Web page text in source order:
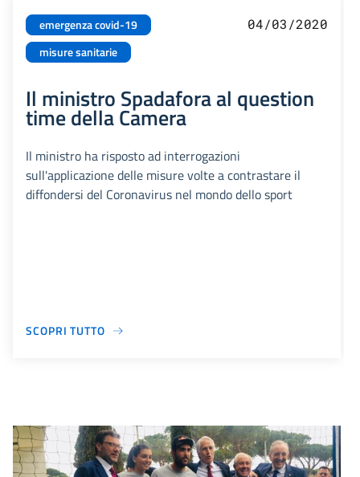
emergenza covid-19
misure sanitarie
04/03/2020
Il ministro Spadafora al question
time della Camera
Il ministro ha risposto ad interrogazioni
sull'applicazione delle misure volte a contrastare il
diffondersi del Coronavirus nel mondo dello sport
SCOPRI TUTTO